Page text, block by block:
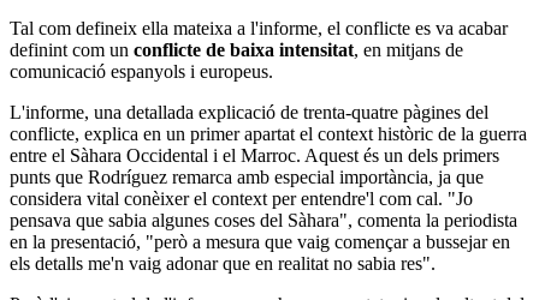
Tal com defineix ella mateixa a l'informe, el conflicte es va acabar
definint com un conflicte de baixa intensitat, en mitjans de
comunicació espanyols i europeus.
L'informe, una detallada explicació de trenta-quatre pàgines del
conflicte, explica en un primer apartat el context històric de la guerra
entre el Sàhara Occidental i el Marroc. Aquest és un dels primers
punts que Rodríguez remarca amb especial importància, ja que
considera vital conèixer el context per entendre'l com cal. "Jo
pensava que sabia algunes coses del Sàhara", comenta la periodista
en la presentació, "però a mesura que vaig començar a bussejar en
els detalls me'n vaig adonar que en realitat no sabia res".